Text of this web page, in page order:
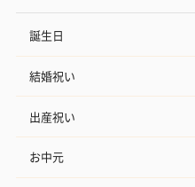
誕生日
結婚祝い
出産祝い
お中元